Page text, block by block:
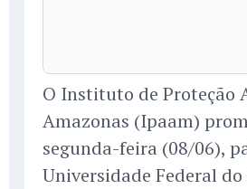
O Instituto de Proteção
Amazonas (Ipaam)
segunda-feira (08/06),
Universidade Federal